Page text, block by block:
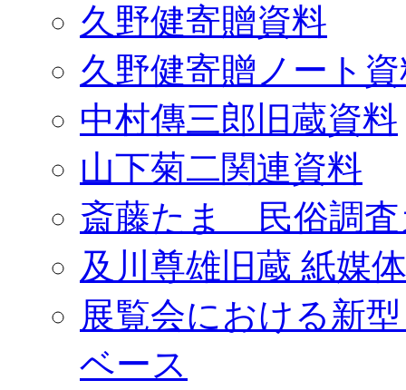
久野健寄贈資料
久野健寄贈ノート
中村傳三郎旧蔵資料
山下菊二関連資料
斎藤たま 民俗調査
及川尊雄旧蔵 紙媒
展覧会における新
ベース